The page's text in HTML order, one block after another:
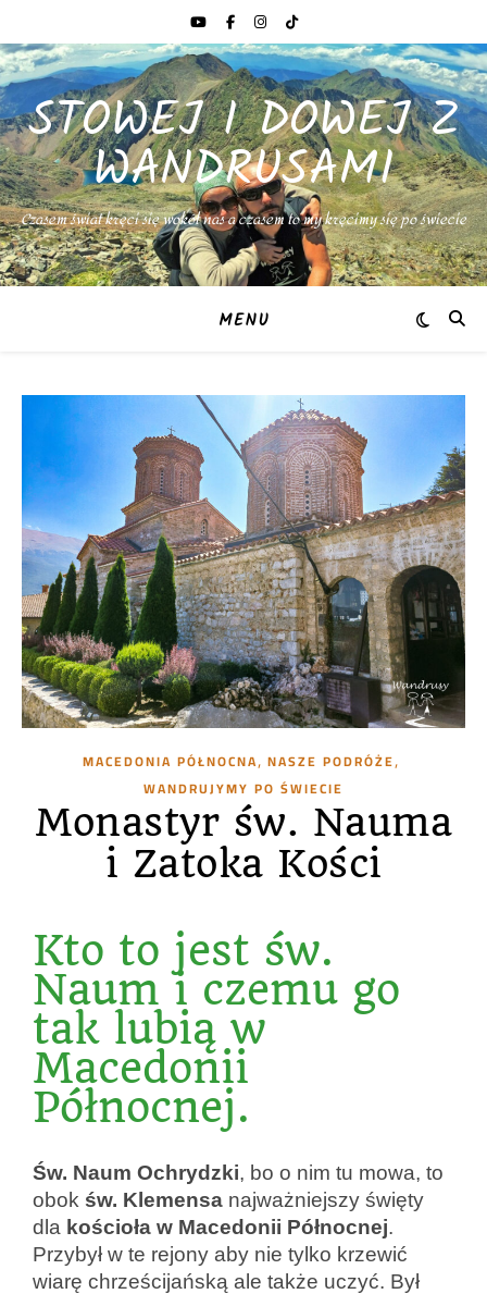
STOWEJ I DOWEJ Z
WANDRUSAMI
Czasem świat kręci się wokół nas a czasem to my kręcimy się po świecie
MENU
MACEDONIA PÓŁNOCNA, NASZE PODRÓŻE,
WANDRUJYMY PO ŚWIECIE
Monastyr św. Nauma
i Zatoka Kości
Kto to jest św.
Naum i czemu go
tak lubią w
Macedonii
Północnej.
Św. Naum Ochrydzki, bo o nim tu mowa, to
obok św. Klemensa najważniejszy święty
dla kościoła w Macedonii Północnej.
Przybył w te rejony aby nie tylko krzewić
wiarę chrześcijańską ale także uczyć. Był